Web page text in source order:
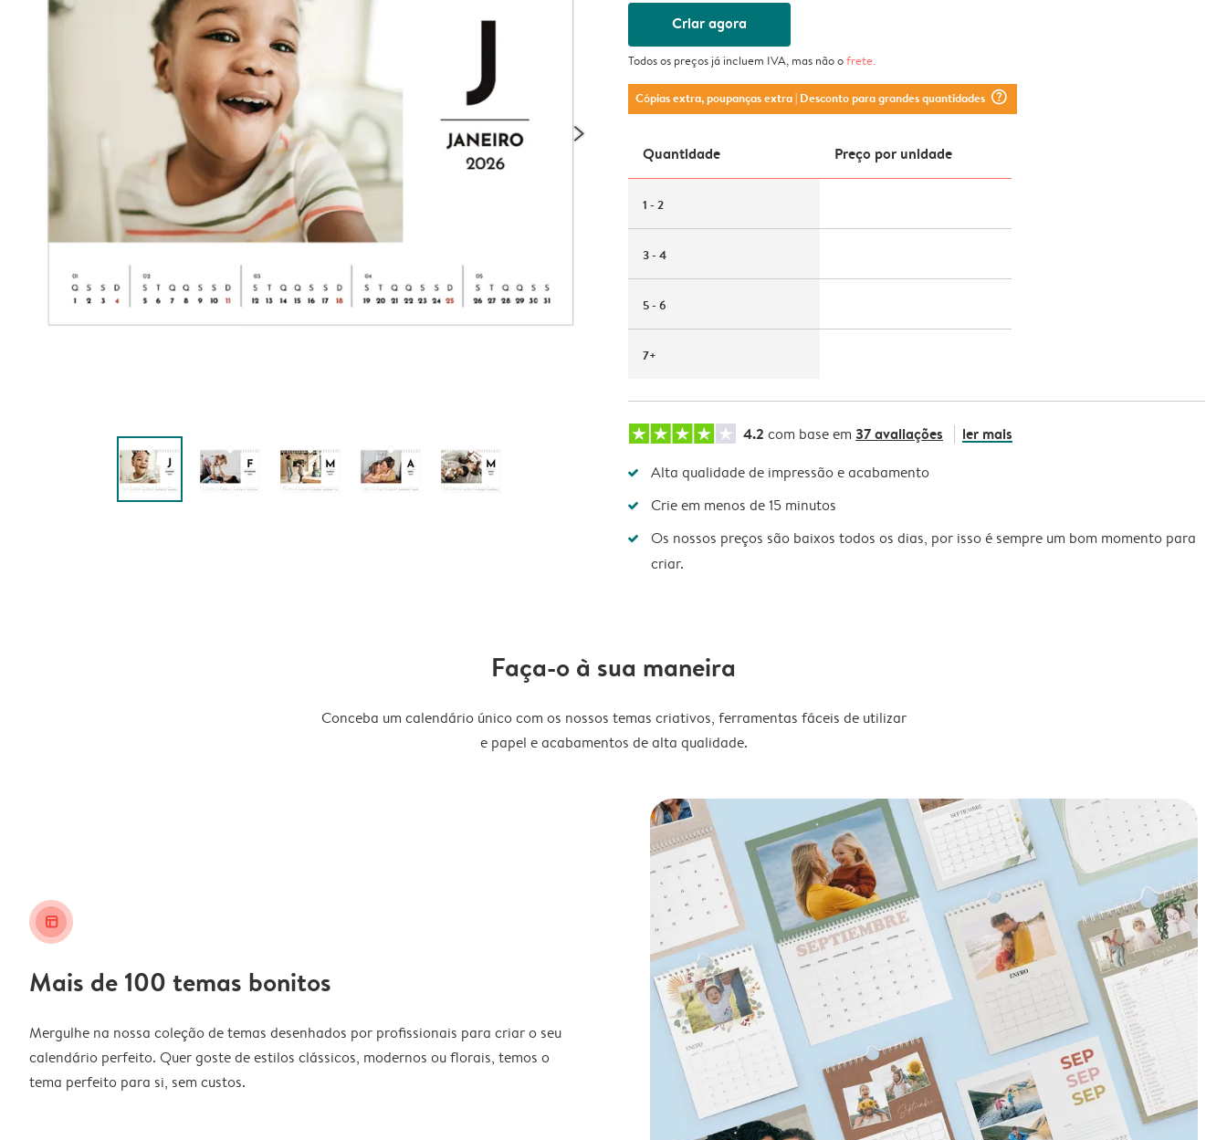
Criar agora
Todos os preços já incluem IVA, mas não ofrete.
Cópias extra, poupanças extra| Desconto para grandes quantidades question_mark_circle
Quantidade Preço por unidade
1 - 2
3 - 4
5 - 6
7+
4.2 com base em 37 avaliações ler mais
Alta qualidade de impressão e acabamento
Crie em menos de 15 minutos
Os nossos preços são baixos todos os dias, por isso é sempre um bom momento para
criar.
Faça-o à sua maneira
Conceba um calendário único com os nossos temas criativos, ferramentas fáceis de utilizar
e papel e acabamentos de alta qualidade.
layout_alt
Mais de 100 temas bonitos
Mergulhe na nossa coleção de temas desenhados por profissionais para criar o seu
calendário perfeito. Quer goste de estilos clássicos, modernos ou florais, temos o
tema perfeito para si, sem custos.